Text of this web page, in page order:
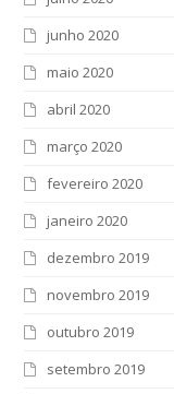
junho 2020
maio 2020
abril 2020
março 2020
fevereiro 2020
janeiro 2020
dezembro 2019
novembro 2019
outubro 2019
setembro 2019